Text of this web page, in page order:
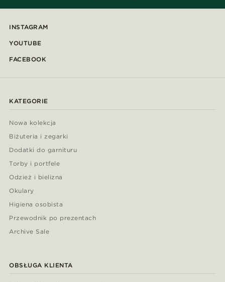
INSTAGRAM
YOUTUBE
FACEBOOK
KATEGORIE
Nowa kolekcja
Biżuteria i zegarki
Dodatki do garnituru
Torby i portfele
Odzież i bielizna
Okulary
Higiena osobista
Przewodnik po prezentach
Archive Sale
OBSŁUGA KLIENTA